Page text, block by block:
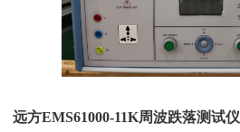
远方EMS61000-11K周波跌落测试仪